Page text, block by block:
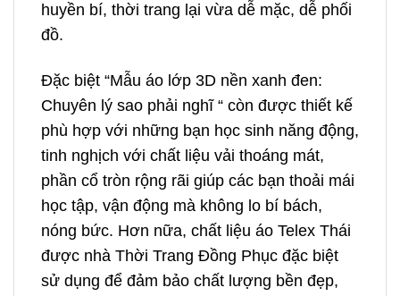
huyền bí, thời trang lại vừa dễ mặc, dễ phối
đồ.
Đặc biệt “Mẫu áo lớp 3D nền xanh đen:
Chuyên lý sao phải nghĩ “ còn được thiết kế
phù hợp với những bạn học sinh năng động,
tinh nghịch với chất liệu vải thoáng mát,
phần cổ tròn rộng rãi giúp các bạn thoải mái
học tập, vận động mà không lo bí bách,
nóng bức. Hơn nữa, chất liệu áo Telex Thái
được nhà Thời Trang Đồng Phục đặc biệt
sử dụng để đảm bảo chất lượng bền đẹp,